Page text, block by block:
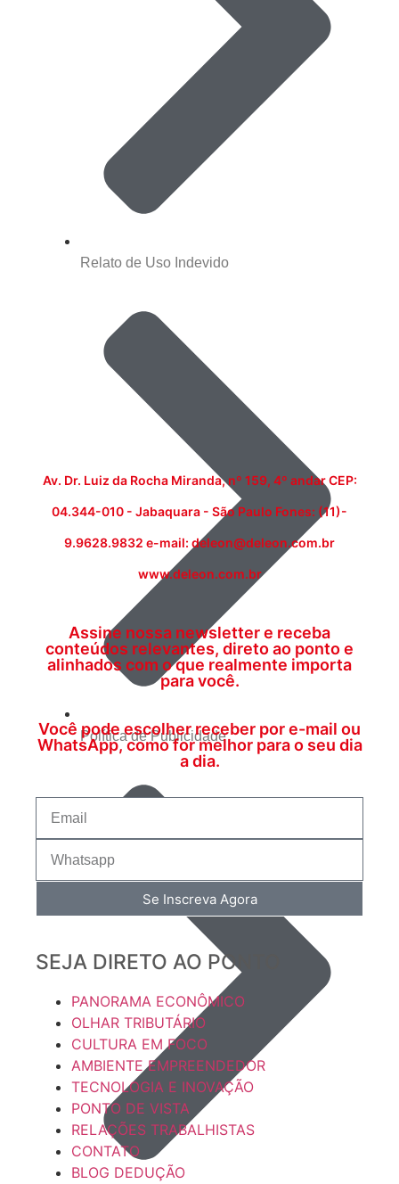
Relato de Uso Indevido
Política de Publicidade
Av. Dr. Luiz da Rocha Miranda, nº 159, 4º andar CEP:
04.344-010 - Jabaquara - São Paulo Fones: (11)-
9.9628.9832 e-mail: deleon@deleon.com.br
www.deleon.com.br
Assine nossa newsletter e receba
conteúdos relevantes, direto ao ponto e
alinhados com o que realmente importa
para você.
Você pode escolher receber por e-mail ou
WhatsApp, como for melhor para o seu dia
a dia.
Se Inscreva Agora
SEJA DIRETO AO PONTO
PANORAMA ECONÔMICO
OLHAR TRIBUTÁRIO
CULTURA EM FOCO
AMBIENTE EMPREENDEDOR
TECNOLOGIA E INOVAÇÃO
PONTO DE VISTA
RELAÇÕES TRABALHISTAS
CONTATO
BLOG DEDUÇÃO